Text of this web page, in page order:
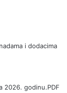
i dodacima
2026. godinu.PDF